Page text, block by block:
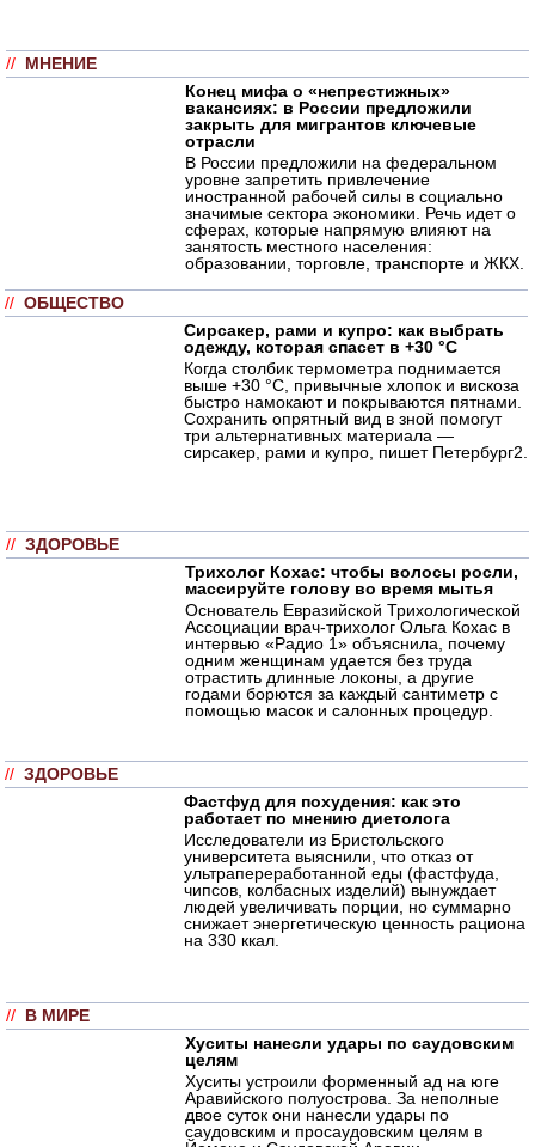
// МНЕНИЕ
Конец мифа о «непрестижных»
вакансиях: в России предложили
закрыть для мигрантов ключевые
отрасли
В России предложили на федеральном
уровне запретить привлечение
иностранной рабочей силы в социально
значимые сектора экономики. Речь идет о
сферах, которые напрямую влияют на
занятость местного населения:
образовании, торговле, транспорте и ЖКХ.
// ОБЩЕСТВО
Сирсакер, рами и купро: как выбрать
одежду, которая спасет в +30 °C
Когда столбик термометра поднимается
выше +30 °C, привычные хлопок и вискоза
быстро намокают и покрываются пятнами.
Сохранить опрятный вид в зной помогут
три альтернативных материала —
сирсакер, рами и купро, пишет Петербург2.
// ЗДОРОВЬЕ
Трихолог Кохас: чтобы волосы росли,
массируйте голову во время мытья
Основатель Евразийской Трихологической
Ассоциации врач-трихолог Ольга Кохас в
интервью «Радио 1» объяснила, почему
одним женщинам удается без труда
отрастить длинные локоны, а другие
годами борются за каждый сантиметр с
помощью масок и салонных процедур.
// ЗДОРОВЬЕ
Фастфуд для похудения: как это
работает по мнению диетолога
Исследователи из Бристольского
университета выяснили, что отказ от
ультрапереработанной еды (фастфуда,
чипсов, колбасных изделий) вынуждает
людей увеличивать порции, но суммарно
снижает энергетическую ценность рациона
на 330 ккал.
// В МИРЕ
Хуситы нанесли удары по саудовским
целям
Хуситы устроили форменный ад на юге
Аравийского полуострова. За неполные
двое суток они нанесли удары по
саудовским и просаудовским целям в